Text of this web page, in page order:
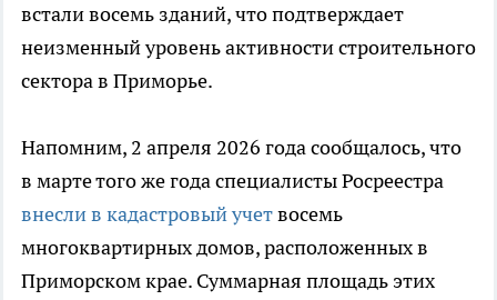
встали восемь зданий, что подтверждает
неизменный уровень активности строительного
сектора в Приморье.
Напомним, 2 апреля 2026 года сообщалось, что
в марте того же года специалисты Росреестра
внесли в кадастровый учетвосемь
многоквартирных домов, расположенных в
Приморском крае. Суммарная площадь этих